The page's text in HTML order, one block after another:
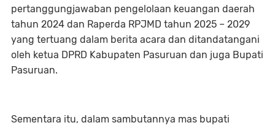
pertanggungjawaban pengelolaan keuangan daerah
tahun 2024 dan Raperda RPJMD tahun 2025 – 2029
yang tertuang dalam berita acara dan ditandatangani
oleh ketua DPRD Kabupaten Pasuruan dan juga Bupati
Pasuruan.
Sementara itu, dalam sambutannya mas bupati